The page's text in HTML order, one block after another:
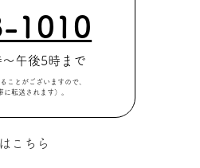
1010
午後5時まで
ことがございますので、
に転送されます）。
こちら